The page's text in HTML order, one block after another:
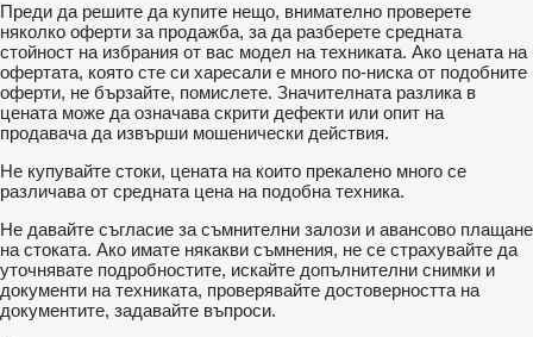
Преди да решите да купите нещо, внимателно проверете
няколко оферти за продажба, за да разберете средната
стойност на избрания от вас модел на техниката. Ако цената на
офертата, която сте си харесали е много по-ниска от подобните
оферти, не бързайте, помислете. Значителната разлика в
цената може да означава скрити дефекти или опит на
продавача да извърши мошенически действия.
Не купувайте стоки, цената на които прекалено много се
различава от средната цена на подобна техника.
Не давайте съгласие за съмнителни залози и авансово плащане
на стоката. Ако имате някакви съмнения, не се страхувайте да
уточнявате подробностите, искайте допълнителни снимки и
документи на техниката, проверявайте достоверността на
документите, задавайте въпроси.